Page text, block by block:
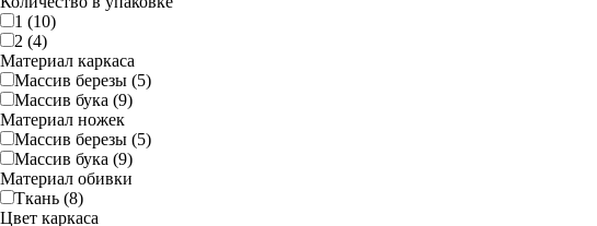
1 (10)
2 (4)
Материал каркаса
Массив березы (5)
Массив бука (9)
Материал ножек
Массив березы (5)
Массив бука (9)
Материал обивки
Ткань (8)
Цвет каркаса